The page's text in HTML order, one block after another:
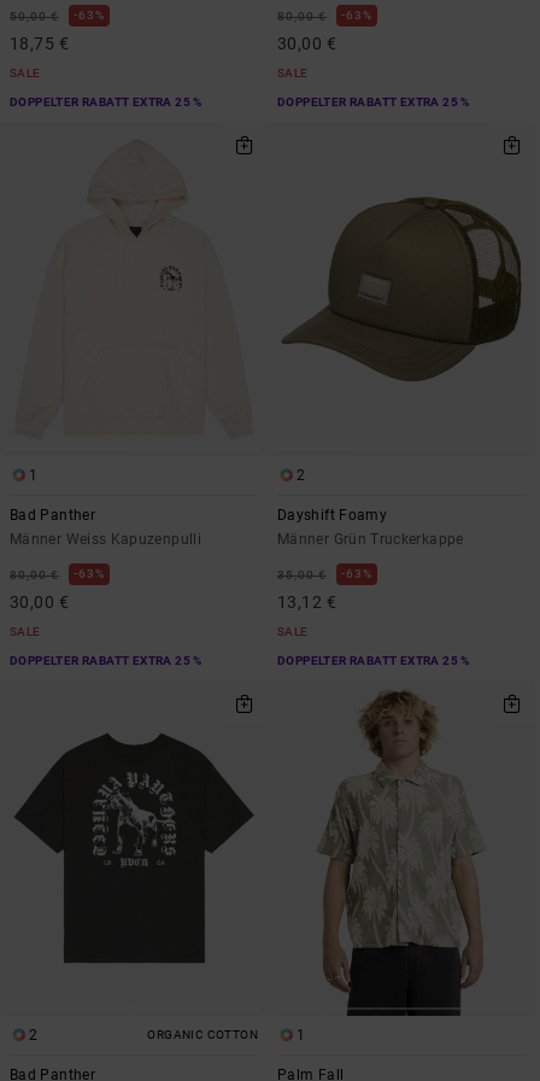
50,00 € 63%
18,75 €
SALE
DOPPELTER RABATT EXTRA 25 %
80,00 € 63%
30,00 €
SALE
DOPPELTER RABATT EXTRA 25 %
1
Bad Panther
Männer Weiss Kapuzenpulli
80,00 € 63%
30,00 €
SALE
DOPPELTER RABATT EXTRA 25 %
2
Dayshift Foamy
Männer Grün Truckerkappe
35,00 € 63%
13,12 €
SALE
DOPPELTER RABATT EXTRA 25 %
2 ORGANIC COTTON
Bad Panther
1
Palm Fall